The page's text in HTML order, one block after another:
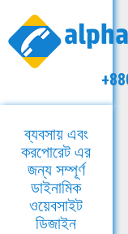
ব্যবসায় এবং
করপোরেট এর
জন্য সম্পূর্ণ
ডাইনামিক
ওয়েবসাইট
ডিজাইন